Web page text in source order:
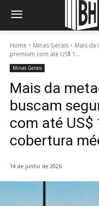
Home Minas Gerais
Mais da
premium com até US$ 1...
Minas Gerais
Mais da
buscam
com até US$
cobertura
14 de junho de 2026